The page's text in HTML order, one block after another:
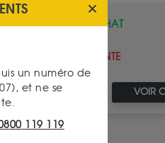
ACHAT
VENTE
VOIR
un numéro de
et ne se
119 119